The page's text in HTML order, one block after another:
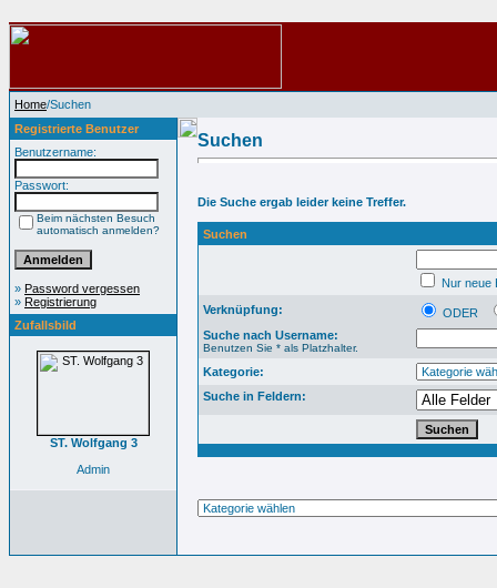
Home/Suchen
Registrierte Benutzer
Benutzername:
Passwort:
Beim nächsten Besuch
automatisch anmelden?
» Password vergessen
» Registrierung
Zufallsbild
ST. Wolfgang 3
Admin
Suchen
Die Suche ergab leider keine Treffer.
Suchen
Nur neue
Verknüpfung:
ODER
Suche nach Username:
Benutzen Sie * als Platzhalter.
Kategorie:
Suche in Feldern: